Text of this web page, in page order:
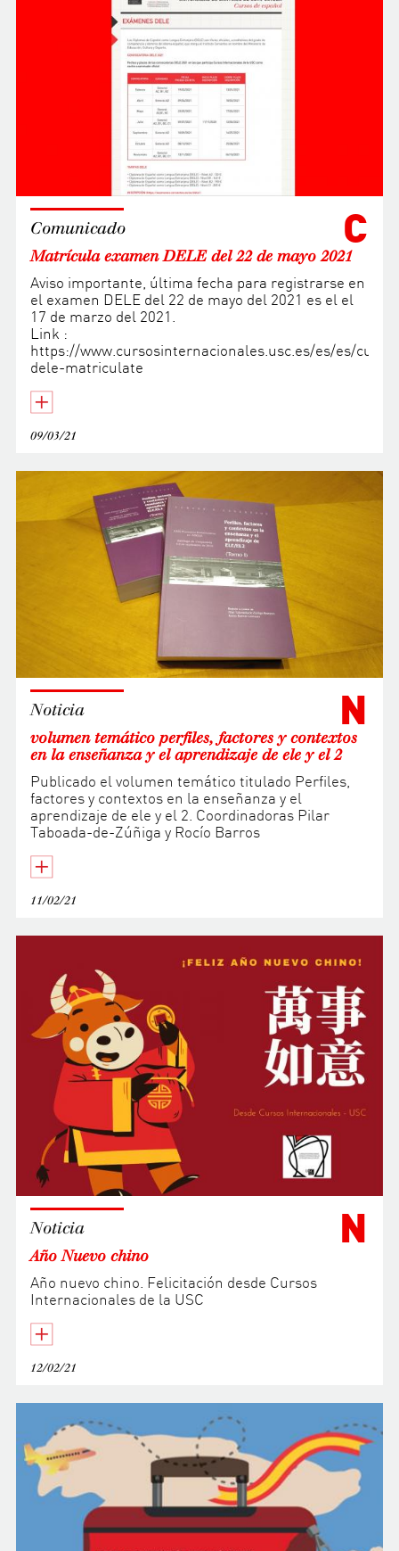
C
Comunicado
Matrícula examen DELE del 22 de mayo 2021
Aviso importante, última fecha para registrarse en
el examen DELE del 22 de mayo del 2021 es el el
17 de marzo del 2021.
Link :
https://www.cursosinternacionales.usc.es/es/es/
dele-matriculate
09/03/21
N
Noticia
volumen temático perfiles, factores y contextos
en la enseñanza y el aprendizaje de ele y el 2
Publicado el volumen temático titulado Perfiles,
factores y contextos en la enseñanza y el
aprendizaje de ele y el 2. Coordinadoras Pilar
Taboada-de-Zúñiga y Rocío Barros
11/02/21
N
Noticia
Año Nuevo chino
Año nuevo chino. Felicitación desde Cursos
Internacionales de la USC
12/02/21